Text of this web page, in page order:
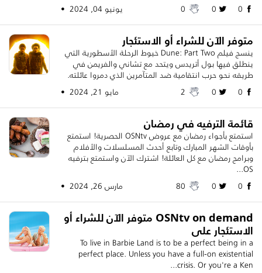
يونيو 04, 2024 •
متوفر الآن للشراء أو الاستئجار
ينسج فيلم Dune: Part Two خيوط الرحلة الأسطورية التي
ينطلق فيها بول أتريدس ويتحد مع تشاني والفريمن في
طريقه نحو حرب انتقامية ضد المتآمرين الذي دمروا عائلته.
مايو 21, 2024 •
قائمة الترفيه في رمضان
استمتع بأجواء رمضان مع عروض OSNtv الحصرية! استمتع
بأوقات الشهر المبارك وتابع أحدث المسلسلات والأفلام
وبرامج رمضان مع كل العائلة! اشترك الآن واستمتع بترفيه
OS...
مارس 26, 2024 •
OSNtv on demand متوفر الآن للشراء أو
الاستئجار على
To live in Barbie Land is to be a perfect being in a
perfect place. Unless you have a full‐on existential
crisis. Or you're a Ken...